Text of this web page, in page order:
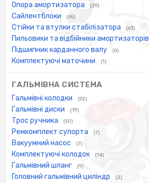
Опора амортизатора (29)
Сайлентблоки (65)
Стійки та втулки стабілізатора (63)
Пильовики та відбійники амортизаторів
Підшипник карданного валу (6)
Комплектуючі маточини (1)
ГАЛЬМІВНА СИСТЕМА
Гальмівні колодки (92)
Гальмівні диски (79)
Трос ручника (10)
Ремкомплект супорта (7)
Вакуумний насос (7)
Комплектуючі колодок (14)
Гальмівний шланг (9)
Головний гальмівний циліндр (2)